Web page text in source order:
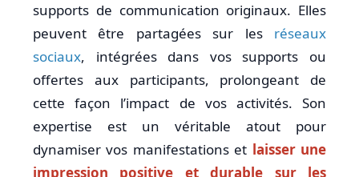
supports de communication originaux. Elles
peuvent être partagées sur les réseaux
sociaux, intégrées dans vos supports ou
offertes aux participants, prolongeant de
cette façon l’impact de vos activités. Son
expertise est un véritable atout pour
dynamiser vos manifestations et laisser une
impression positive et durable sur les